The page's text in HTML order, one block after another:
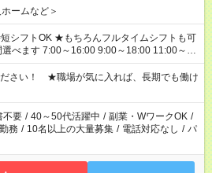
ームなど＞
フルタイムシフトも可
べます 7:00～16:00 9:00～18:00 11:00～
事と合わせ
ご案内できません ※法令に基づき、週20時
険への加入対象となります ※労働者派遣法
禁止）により、短時間・短期間の就業はご
あります
ださい！ ★職場が気に入れば、長期でも働け
不要 / 40～50代活躍中 / 副業・WワークOK /
務 / 10名以上の大量募集 / 電話対応なし / パ